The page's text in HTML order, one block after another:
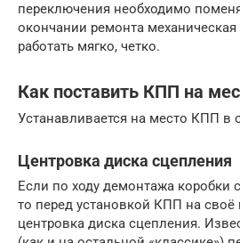
переключения необходимо
окончании ремонта механическая
работать мягко, четко.
Как поставить КПП на
Устанавливается на место КПП в
Центровка диска сцепления
Если по ходу демонтажа коробки
то перед установкой КПП на своё
центровка диска сцепления.